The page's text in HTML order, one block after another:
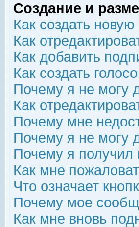
Создание и
Как создать
Как
Как добавить
Как создать
Почему я не могу
Как
Почему мне
Почему я не могу
Почему я получил
Как мне
Что означает
Почему мое
Как мне вновь